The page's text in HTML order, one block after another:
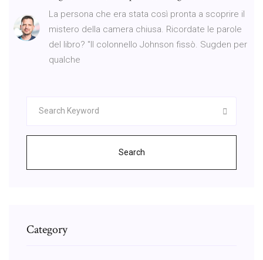
La persona che era stata così pronta a scoprire il
mistero della camera chiusa. Ricordate le parole
del libro? "Il colonnello Johnson fissò. Sugden per
qualche
Search
Category